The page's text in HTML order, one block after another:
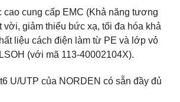
cao cung cấp EMC (Khả năng tương
vời, giảm thiểu bức xạ, tối đa hóa khả
liệu cách điện làm từ PE và lớp vỏ
(với mã 113-40002104X).
U/UTP của NORDEN có sẵn đầy đủ